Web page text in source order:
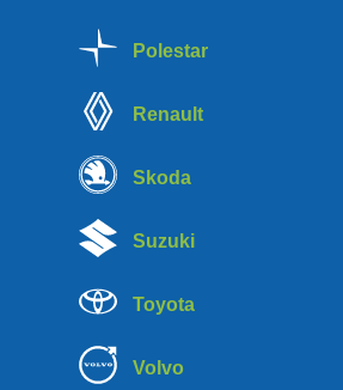
Polestar
Renault
Skoda
Suzuki
Toyota
Volvo